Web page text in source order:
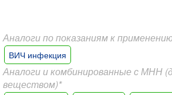
Аналоги по показаниям к
ВИЧ инфекция
Аналоги и комбинированные с МНН
веществом)*